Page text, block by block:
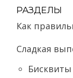
РАЗДЕЛЫ
Как
Сладкая
Бисквиты